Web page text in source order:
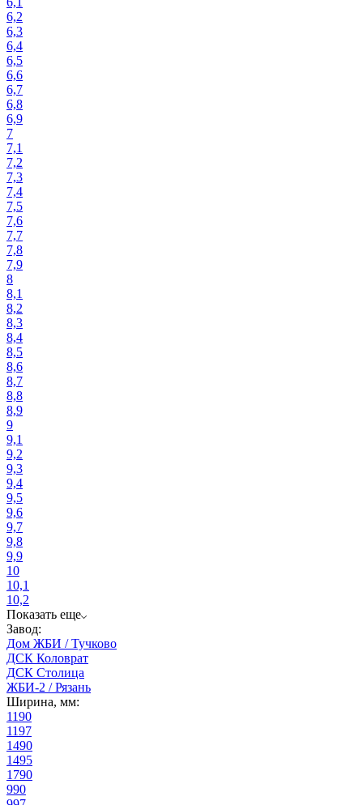
6,2
6,3
6,4
6,5
6,6
6,7
6,8
6,9
7
7,1
7,2
7,3
7,4
7,5
7,6
7,7
7,8
7,9
8
8,1
8,2
8,3
8,4
8,5
8,6
8,7
8,8
8,9
9
9,1
9,2
9,3
9,4
9,5
9,6
9,7
9,8
9,9
10
10,1
10,2
Показать еще
Завод:
Дом ЖБИ / Тучково
ДСК Коловрат
ДСК Столица
ЖБИ-2 / Рязань
Ширина, мм:
1190
1197
1490
1495
1790
990